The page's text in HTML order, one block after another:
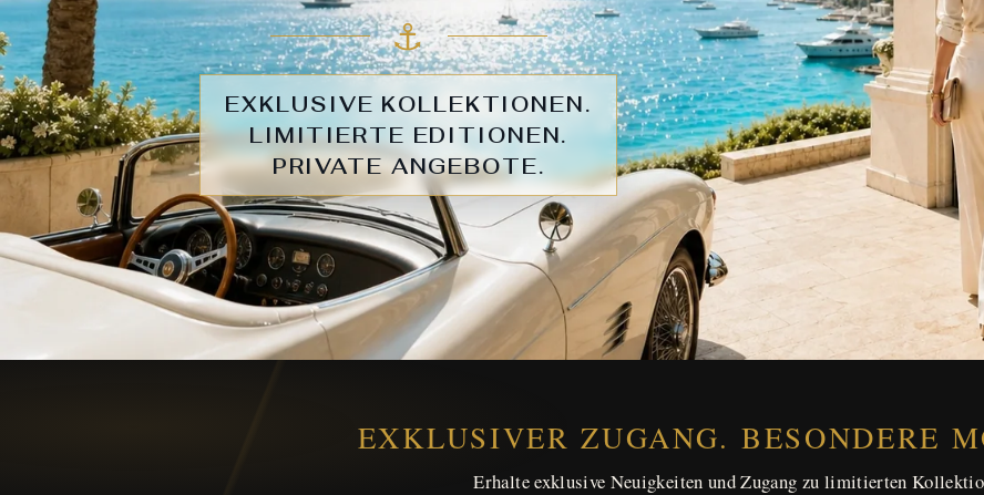
⚓︎
EXKLUSIVE KOLLEKTIONEN.
LIMITIERTE EDITIONEN.
PRIVATE ANGEBOTE.
EXKLUSIVER ZUGANG. BESONDERE
Erhalte exklusive Neuigkeiten und Zugang zu limitierten